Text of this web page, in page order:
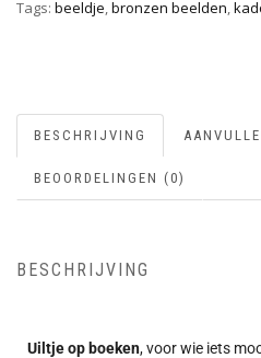
Tags: beeldje,bronzen beelden,
BESCHRIJVING
BEOORDELINGEN (0)
BESCHRIJVING
Uiltje op boeken, voor wie iets